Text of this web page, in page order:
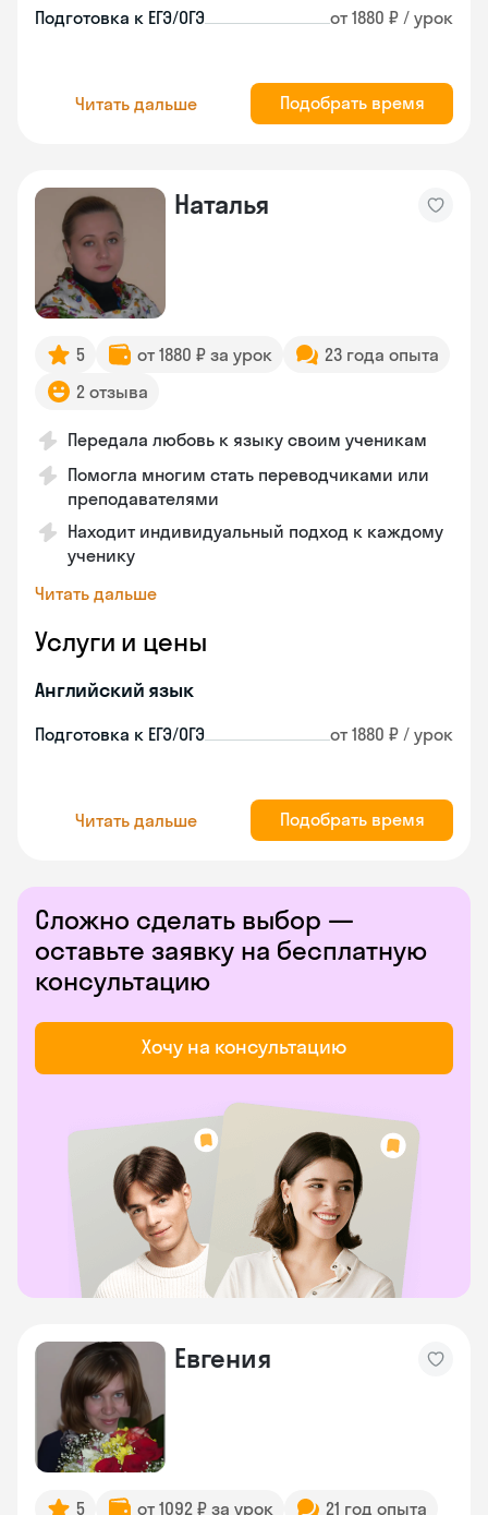
Подготовка к ЕГЭ/ОГЭ от 1880 ₽ / урок
Читать дальше Подобрать время
Наталья
5 от 1880 ₽ за урок
23 года опыта
2 отзыва
Передала любовь к языку своим ученикам
Помогла многим стать переводчиками или
преподавателями
Находит индивидуальный подход к каждому
ученику
Читать дальше
Услуги и цены
Английский язык
Подготовка к ЕГЭ/ОГЭ от 1880 ₽ / урок
Читать дальше Подобрать время
Сложно сделать выбор —
оставьте заявку на бесплатную
консультацию
Хочу на консультацию
Евгения
5 от 1092 ₽ за урок 21 год опыта